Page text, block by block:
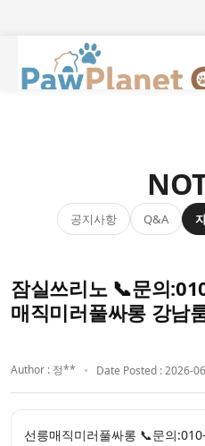
공지사항 Q&A
잠실쓰리노 📞문의
매직미러풀싸롱 강남
Author : 정** Date Posted : 2026-
선릉매직미러풀싸롱 📞문의